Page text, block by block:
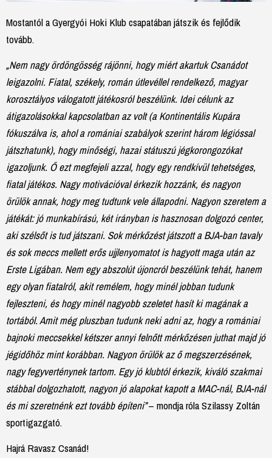
Mostantól a Gyergyói Hoki Klub csapatában játszik és fejlődik
tovább.
„Nem nagy ördöngösség rájönni, hogy miért akartuk Csanádot
leigazolni. Fiatal, székely, román útlevéllel rendelkező, magyar
korosztályos válogatott játékosról beszélünk. Idei célunk az
átigazolásokkal kapcsolatban az volt (a Kontinentális Kupára
fókuszálva is, ahol a romániai szabályok szerint három légióssal
játszhatunk), hogy minőségi, hazai státuszú jégkorongozókat
igazoljunk. Ő ezt megfejeli azzal, hogy egy rendkívül tehetséges,
fiatal játékos. Nagy motivációval érkezik hozzánk, és nagyon
örülök annak, hogy meg tudtunk vele állapodni. Nagyon szeretem a
játékát: jó munkabírású, két irányban is hasznosan dolgozó center,
aki szélsőt is tud játszani. Sok mérkőzést játszott a BJA-ban tavaly
és sok meccs mellett erős ujjlenyomatot is hagyott maga után az
Erste Ligában. Nem egy abszolút újoncról beszélünk tehát, hanem
egy olyan fiatalról, akit remélem, hogy minél jobban tudunk
fejleszteni, és hogy minél nagyobb szeletet hasít ki magának a
tortából. Amit még pluszban tudunk neki adni az, hogy a romániai
bajnoki meccsekkel kétszer annyi felnőtt mérkőzésen juthat majd jó
jégidőhöz mint korábban. Nagyon örülök az ő megszerzésének,
nagy fegyverténynek tartom. Egy jó klubtól érkezik, kiváló szakmai
stábbal dolgozhatott, nagyon jó alapokat kapott a MAC-nál, BJA-nál
és mi szeretnénk ezt tovább építeni”– mondja róla Szilassy Zoltán
sportigazgató.
Hajrá Ravasz Csanád!